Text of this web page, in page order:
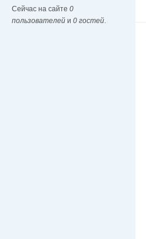
Сейчас на сайте 0
пользователей и 0 гостей.